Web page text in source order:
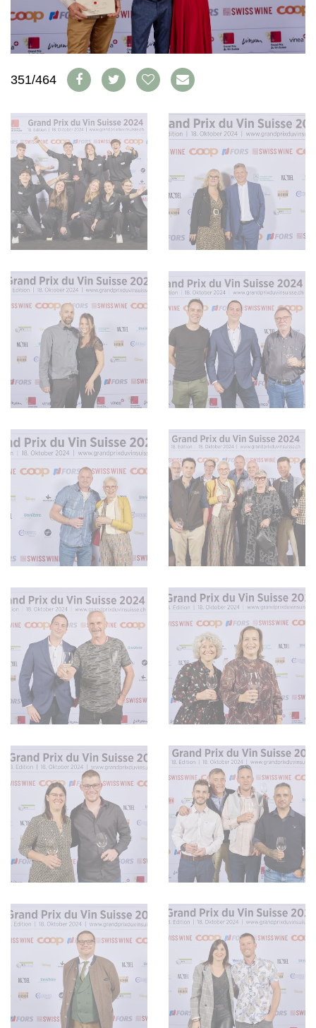
ABO
AUSGABE
ARCHIV
VORTEILSWELT
BÜCHER
WEINSZENE
PORTRAITS
VINOPHILES
ANMELDEN
AWARDS
GEWINNSPIELE
VORTEILSWELT
TRINKREIFETABELLE
ABO
WEINSUCHE
NEWSLETTER
WINE TRADE CLUB
REDAKTION
JOBS
WERBUNG
IMPRESSUM
AGB & DATENSCHUTZ
351/464